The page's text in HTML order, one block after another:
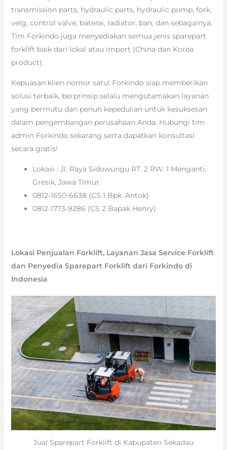
transmission parts, hydraulic parts, hydraulic pump, fork,
velg, control valve, baterai, radiator, ban, dan sebagainya.
Tim Forkindo juga menyediakan semua jenis sparepart
forklift baik dari lokal atau import (China dan Korea
product).
Kepuasan klien nomor satu! Forkindo siap memberikan
solusi terbaik, berprinsip selalu mengutamakan layanan
yang bermutu dan penuh kepedulian untuk kesuksesan
dalam pengembangan perusahaan Anda. Hubungi tim
admin Forkindo sekarang serta dapatkan konsultasi
secara gratis!
Lokasi : Jl. Raya Sidowungu RT. 2 RW. 1 Menganti,
Gresik, Jawa Timur.
0812-1650-6638 (CS 1 Bpk. Antok)
0812-1773-9286 (CS 2 Bapak Henry)
Lokasi Penjualan Forklift, Layanan Jasa Service Forklift
dan Penyedia Sparepart Forklift dari Forkindo di
Indonesia
Jual Sparepart Forklift di Kabupaten Sekadau